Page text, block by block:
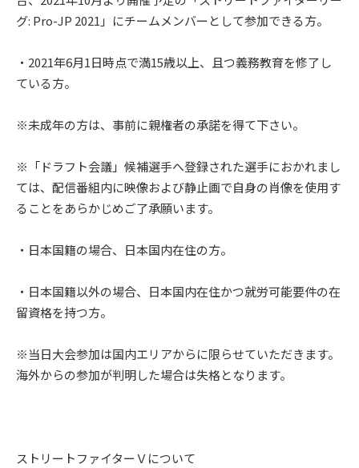
グ: Pro-JP 2021」にチームメンバーとして参加できる方。
・2021年6月1日時点で満15歳以上、且つ義務教育を修了し
ている方。
※未成年の方は、事前に親権者の承諾を得て下さい。
※「ドラフト会議」候補選手へ登録された選手におかれまし
ては、配信番組内に映像および静止画で自身の肖像を使用す
ることをあらかじめご了承願います。
・日本国籍の場合、日本国内在住の方。
・日本国籍以外の場合、日本国内在住かつ就労可能要件の在
留資格を持つ方。
※当日大会参加は国内エリアからに限らせていただきます。
海外からの参加が判明した場合は失格となります。
ストリートファイターＶについて